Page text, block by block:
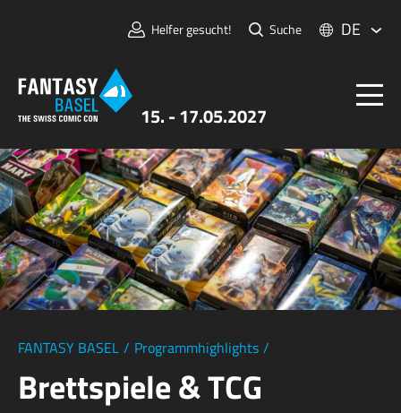
15. - 17.05.2027
Helfer gesucht! Suche DE
Tickets
FANTASY BASEL
Informationen
Für Aussteller:innen
Presse & Medien
FANTASY BASEL / Programmhighlights /
Brettspiele & TCG